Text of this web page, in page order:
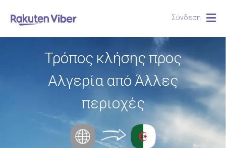
Σύνδεση
Τρόπος κλήσης προς
Αλγερία από Άλλες
περιοχές